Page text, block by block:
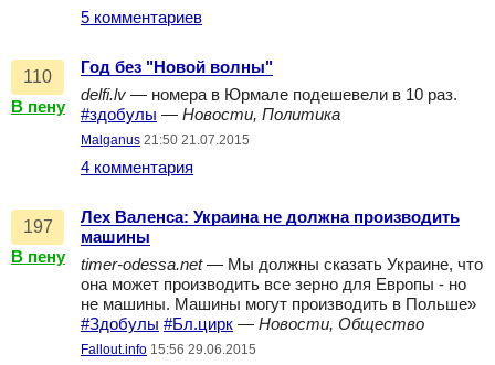
5 комментариев
110
В пену
Год без "Новой волны"
delfi.lv — номера в Юрмале подешевели в 10 раз.
#здобулы — Новости, Политика
Malganus 21:50 21.07.2015
4 комментария
197
В пену
Лех Валенса: Украина не должна производить
машины
timer-odessa.net— Мы должны сказать Украине, что
она может производить все зерно для Европы - но
не машины. Машины могут производить в Польше»
#Здобулы #Бл.цирк — Новости, Общество
Fallout.info 15:56 29.06.2015